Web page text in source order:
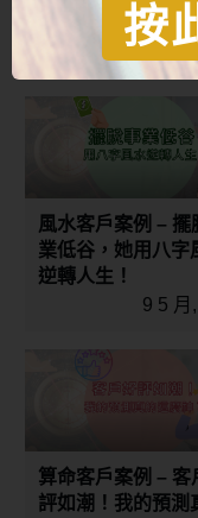
風水客戶案例 – 擺
業低谷，她用八字
逆轉人生！
9 5 月
算命客戶案例 – 客
評如潮！我的預測
按